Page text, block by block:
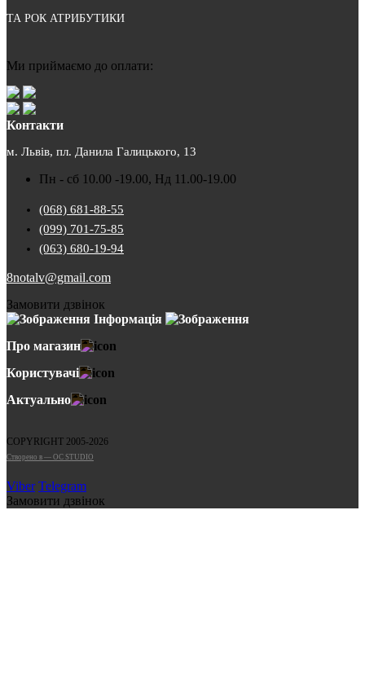
ТА РОК АТРИБУТИКИ
Ми приймаємо до оплати:
Контакти
м. Львів, пл. Данила Галицького, 13
Пн - сб 10.00 -19.00, Нд 11.00-19.00
(068) 681-88-55
(099) 701-75-85
(063) 680-19-94
8notalv@gmail.com
Замовити дзвінок
Інформація
Про магазин
Користувачі
Актуально
COPYRIGHT 2005-2026
Cтворено в — OC STUDIO
Viber Telegram
Замовити дзвінок